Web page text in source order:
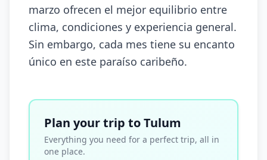
marzo ofrecen el mejor equilibrio entre
clima, condiciones y experiencia general.
Sin embargo, cada mes tiene su encanto
único en este paraíso caribeño.
Plan your trip to Tulum
Everything you need for a perfect trip, all in
one place.